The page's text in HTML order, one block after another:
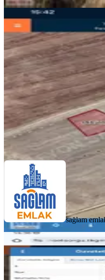
Sağlam
İhsaniye,
318 m²
465.000 ₺
sağlam emlak Hakan Özkökeli
Ara
sağlam
Azak
Prim
İhsaniye,